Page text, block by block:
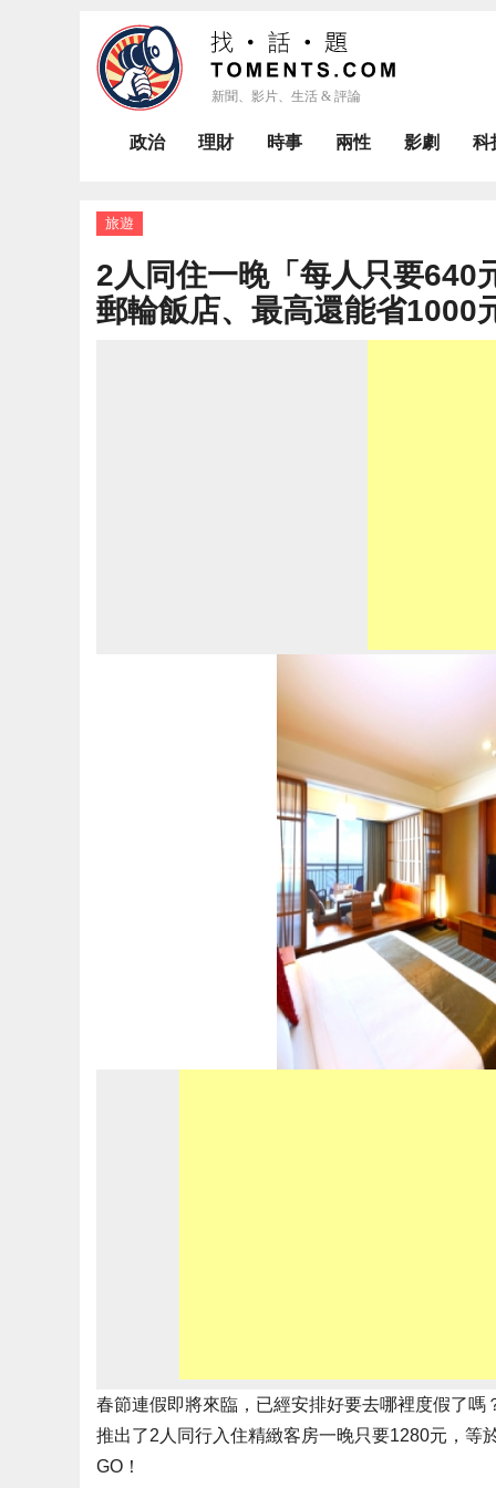
政治 理財 時事 兩性 影劇 科
旅遊
2人同住一晚「每人只要640
郵輪飯店、最高還能省1000
春節連假即將來臨，已經安排好要去哪裡度假了
推出了2人同行入住精緻客房一晚只要1280元，等
GO！